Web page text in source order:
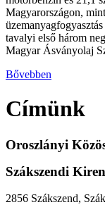
Magyarországon,
tavalyi első három
Magyar Ásványolaj
Bővebben
Címünk
Oroszlányi
Szákszendi
2856 Szákszend,